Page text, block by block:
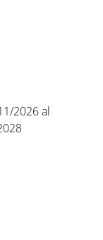
2026 al